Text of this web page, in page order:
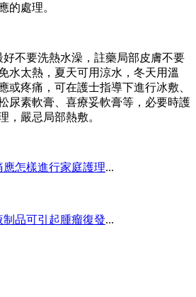
的處理。
好不要洗熱水澡，註藥局部皮膚不要
水太熱，夏天可用涼水，冬天用溫
或疼痛，可在護士指導下進行冰敷、
尿素軟膏、喜療妥軟膏等，必要時護
，嚴忌局部熱敷。
應怎樣進行家庭護理...
制品可引起腫瘤復發...